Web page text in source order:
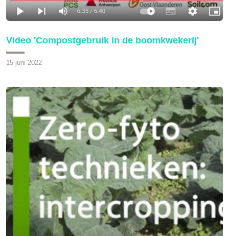
Video 'Compostgebruik in de boomkwekerij'
15 juni 2022